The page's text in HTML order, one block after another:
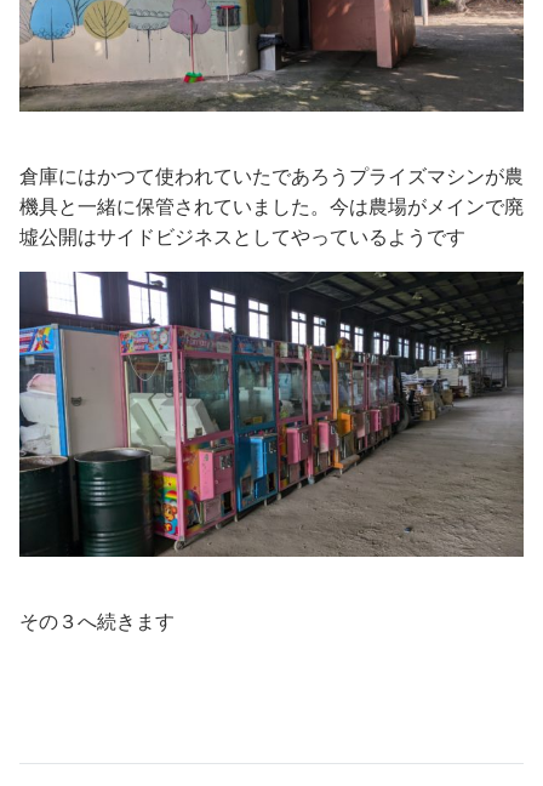
倉庫にはかつて使われていたであろうプライズマシンが農
機具と一緒に保管されていました。今は農場がメインで廃
墟公開はサイドビジネスとしてやっているようです
その３へ続きます